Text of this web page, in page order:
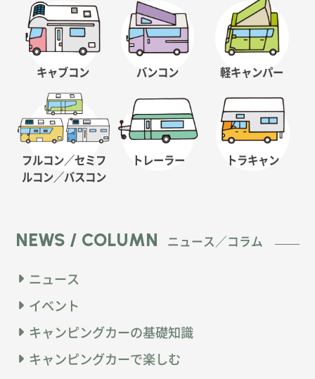
キャブコン バンコン 軽キャンパー
フルコン／セミフ
ルコン／バスコン
トレーラー トラキャン
NEWS / COLUMN ニュース／コラム
ニュース
イベント
キャンピングカーの基礎知識
キャンピングカーで楽しむ